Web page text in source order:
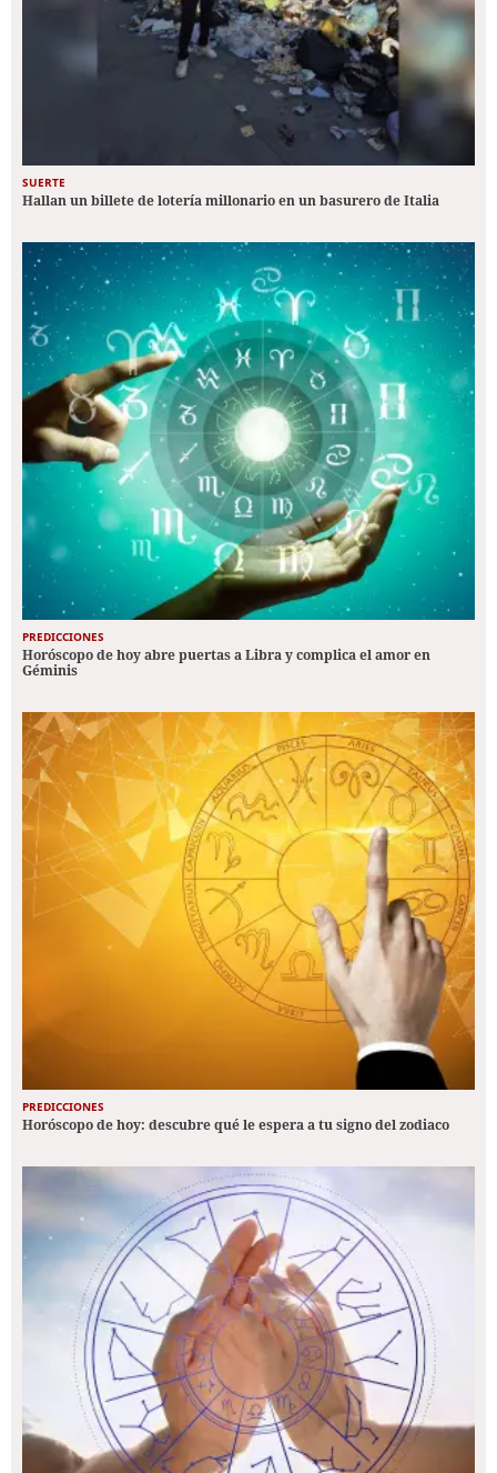
SUERTE
Hallan un billete de lotería millonario en un basurero de Italia
PREDICCIONES
Horóscopo de hoy abre puertas a Libra y complica el amor en
Géminis
PREDICCIONES
Horóscopo de hoy: descubre qué le espera a tu signo del zodiaco